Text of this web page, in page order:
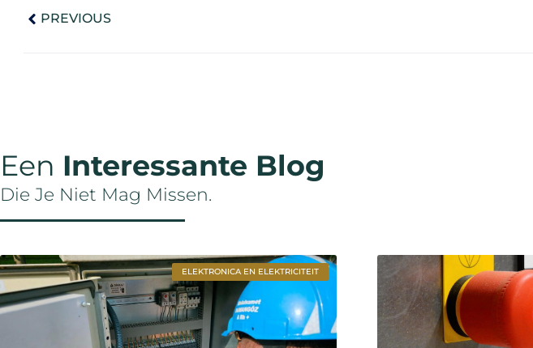
PREVIOUS
Een Interessante Blog
Die Je Niet Mag Missen.
ELEKTRONICA EN ELEKTRICITEIT